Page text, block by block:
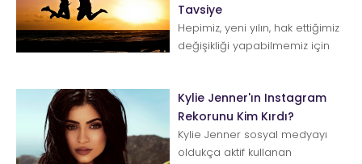
Tavsiye
Hepimiz, yeni yılın, hak ettiğimiz
değişikliği yapabilmemiz için
Kylie Jenner'ın Instagram
Rekorunu Kim Kırdı?
Kylie Jenner sosyal medyayı
oldukça aktif kullanan